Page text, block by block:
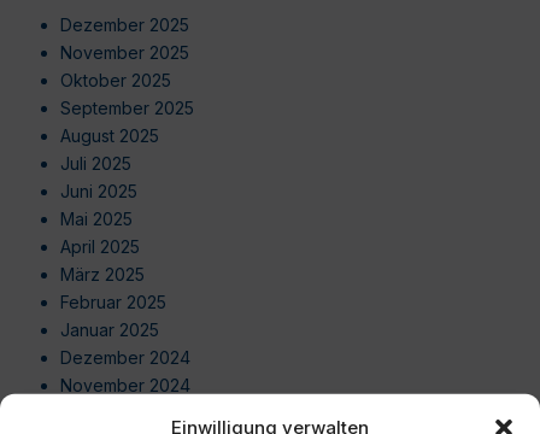
Einwilligung verwalten
Dezember 2025
November 2025
Oktober 2025
September 2025
August 2025
Juli 2025
Juni 2025
Mai 2025
April 2025
März 2025
Februar 2025
Januar 2025
Dezember 2024
November 2024